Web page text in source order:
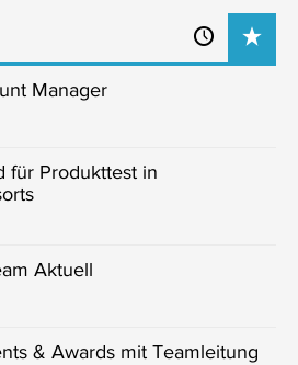
Manager
für Produkttest in
Aktuell
& Awards mit Teamleitung